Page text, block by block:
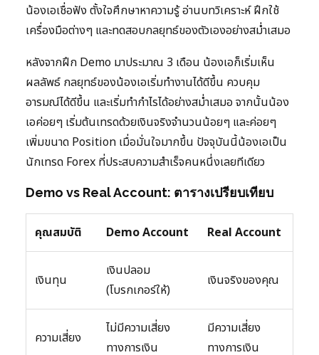
น้องเอเชื่อฟัง ตั้งใจศึกษาหาความรู้ อ่านบทวิเคราะห์ ฝึกใช้
เครื่องมือต่างๆ และทดสอบกลยุทธ์ของตัวเองอย่างสม่ำเสมอ
หลังจากฝึก Demo มาประมาณ 3 เดือน น้องเอก็เริ่มเห็น
ผลลัพธ์ กลยุทธ์ของน้องเอเริ่มทำงานได้ดีขึ้น ควบคุม
อารมณ์ได้ดีขึ้น และเริ่มทำกำไรได้อย่างสม่ำเสมอ จากนั้นน้อง
เอค่อยๆ เริ่มต้นเทรดด้วยเงินจริงจำนวนน้อยๆ และค่อยๆ
เพิ่มขนาด Position เมื่อมั่นใจมากขึ้น ปัจจุบันนี้น้องเอเป็น
นักเทรด Forex ที่ประสบความสำเร็จคนหนึ่งเลยทีเดียว
Demo vs Real Account: ตารางเปรียบเทียบ
คุณสมบัติ Demo Account Real Account
เงินทุน
เงินปลอม
(โบรกเกอร์ให้)
เงินจริงของคุณ
ความเสี่ยง
ไม่มีความเสี่ยง
ทางการเงิน
มีความเสี่ยง
ทางการเงิน